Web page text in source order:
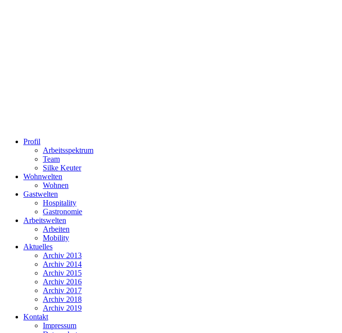
Profil
Arbeitsspektrum
Team
Silke Keuter
Wohnwelten
Wohnen
Gastwelten
Hospitality
Gastronomie
Arbeitswelten
Arbeiten
Mobility
Aktuelles
Archiv 2013
Archiv 2014
Archiv 2015
Archiv 2016
Archiv 2017
Archiv 2018
Archiv 2019
Kontakt
Impressum